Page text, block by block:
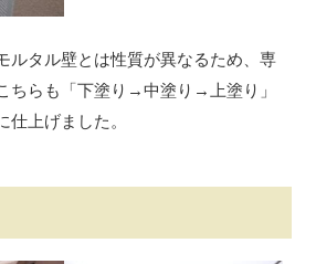
ルタル壁とは性質が異なるため、専
ちらも「下塗り→中塗り→上塗り」
仕上げました。